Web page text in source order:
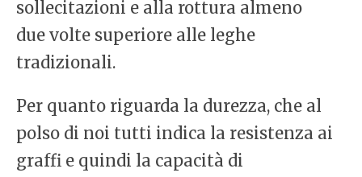
sollecitazioni e alla rottura almeno
due volte superiore alle leghe
tradizionali.
Per quanto riguarda la durezza, che al
polso di noi tutti indica la resistenza ai
graffi e quindi la capacità di